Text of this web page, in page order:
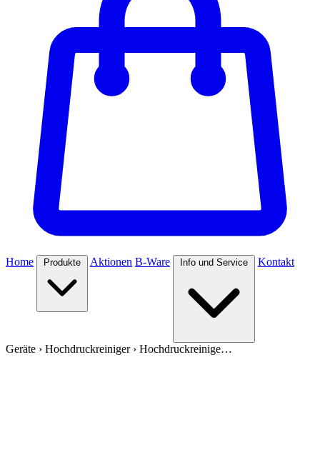
Home Produkte Aktionen B-Ware Info und Service Kontakt
Geräte › Hochdruckreiniger› Hochdruckreinige…